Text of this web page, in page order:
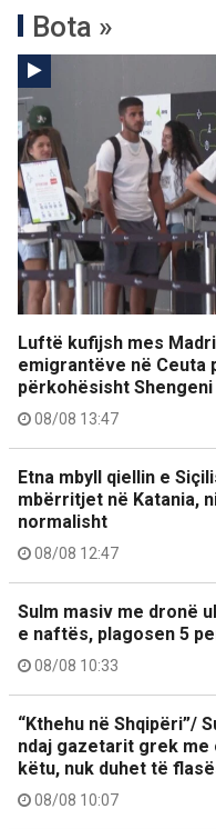
Bota »
Luftë kufijsh mes
emigrantëve në Ceuta
përkohësisht Shengeni
08/08 13:47
Etna mbyll qiellin e
mbërritjet në Katania,
normalisht
08/08 12:47
Sulm masiv me dronë
e naftës, plagosen 5
08/08 10:33
“Kthehu në Shqipëri”/
ndaj gazetarit grek
këtu, nuk duhet të
08/08 10:07